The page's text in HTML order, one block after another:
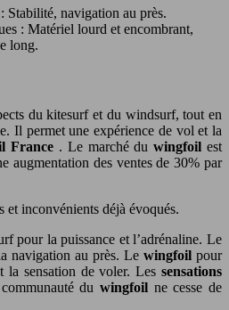
Stabilité, navigation au près.
: Matériel lourd et encombrant,
long.
du kitesurf et du windsurf, tout en
Il permet une expérience de vol et la
France . Le marché duwingfoilest
augmentation des ventes de 30% par
et inconvénients déjà évoqués.
pour la puissance et l’adrénaline. Le
navigation au près. Le wingfoil pour
la sensation de voler. Les sensations
du wingfoil ne cesse de